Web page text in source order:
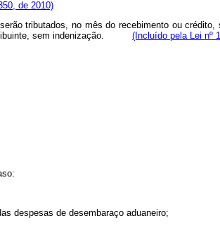
de 2010)
tributados, no mês do recebimento ou
sem indenização. (Incluído pela Lei nº
despesas de desembaraço aduaneiro;